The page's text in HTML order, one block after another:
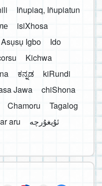
Iñupiaq, Iñupiatun
isiXhosa
Asụsụ Igbo
Ido
Kichwa
ಕನ್ನಡ
kiRundi
Jawa
chiShona
Chamoru
Tagalog
aru